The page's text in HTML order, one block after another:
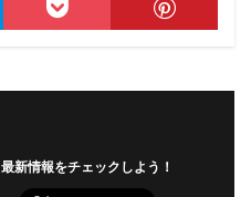
最新情報をチェックしよう！